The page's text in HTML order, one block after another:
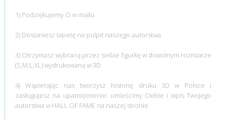
1) Podziękujemy Ci w mailu
2) Dostaniesz tapetę na pulpit naszego autorstwa
3) Otrzymasz wybraną przez siebie figurkę w dowolnym rozmiarze
(S,M,L,XL) wydrukowaną w 3D
4) Wspierając nas tworzysz historię druku 3D w Polsce i
zasługujesz na upamiętnienie: umieścimy Ciebie i wpis Twojego
autorstwa w HALL OF FAME na naszej stronie